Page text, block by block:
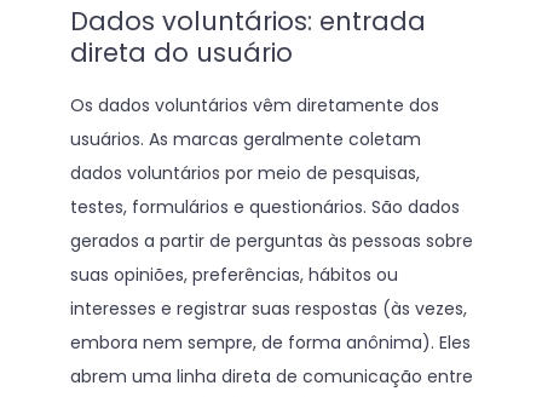
Dados voluntários: entrada
direta do usuário
Os dados voluntários vêm diretamente dos
usuários. As marcas geralmente coletam
dados voluntários por meio de pesquisas,
testes, formulários e questionários. São dados
gerados a partir de perguntas às pessoas sobre
suas opiniões, preferências, hábitos ou
interesses e registrar suas respostas (às vezes,
embora nem sempre, de forma anônima). Eles
abrem uma linha direta de comunicação entre